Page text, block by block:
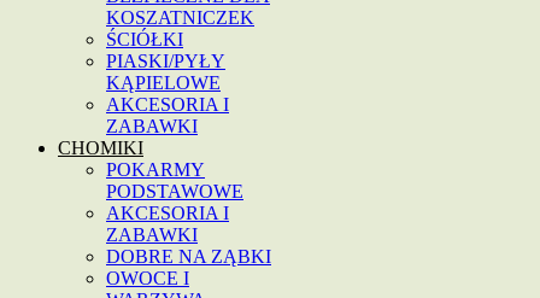
KOSZATNICZEK
ŚCIÓŁKI
PIASKI/PYŁY
KĄPIELOWE
AKCESORIA I
ZABAWKI
CHOMIKI
POKARMY
PODSTAWOWE
AKCESORIA I
ZABAWKI
DOBRE NA ZĄBKI
OWOCE I